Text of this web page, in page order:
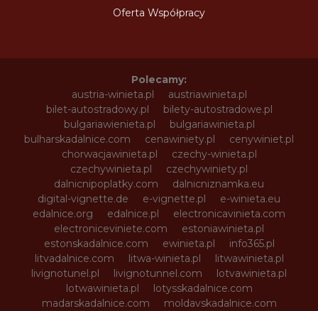
Oferta Współpracy
Polecamy:
austria-winieta.pl
austriawinieta.pl
bilet-autostradowy.pl
bilety-autostradowe.pl
bulgariawienieta.pl
bulgariawinieta.pl
bulharskadalnice.com
cenawiniety.pl
cenywiniet.pl
chorwacjawinieta.pl
czechy-winieta.pl
czechywinieta.pl
czechywiniety.pl
dalnicnipoplatky.com
dalnicniznamka.eu
digital-vignette.de
e-vignette.pl
e-winieta.eu
edalnice.org
edalnice.pl
electronicavinieta.com
electroniceviniete.com
estoniawinieta.pl
estonskadalnice.com
ewinieta.pl
info365.pl
litvadalnice.com
litwa-winieta.pl
litwawinieta.pl
livignotunel.pl
livignotunnel.com
lotvawinieta.pl
lotwawinieta.pl
lotysskadalnice.com
madarskadalnice.com
moldavskadalnice.com